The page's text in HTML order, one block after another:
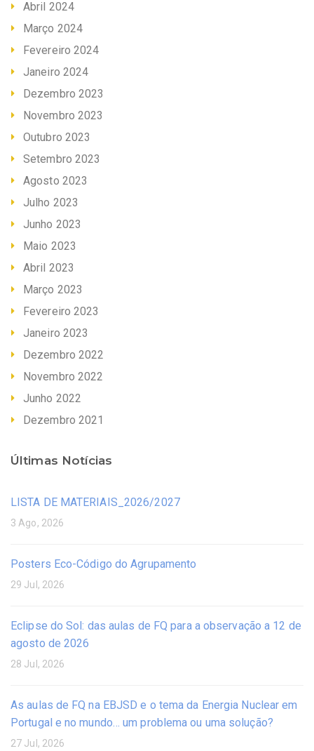
Abril 2024
Março 2024
Fevereiro 2024
Janeiro 2024
Dezembro 2023
Novembro 2023
Outubro 2023
Setembro 2023
Agosto 2023
Julho 2023
Junho 2023
Maio 2023
Abril 2023
Março 2023
Fevereiro 2023
Janeiro 2023
Dezembro 2022
Novembro 2022
Junho 2022
Dezembro 2021
Últimas Notícias
LISTA DE MATERIAIS_2026/2027
3 Ago, 2026
Posters Eco-Código do Agrupamento
29 Jul, 2026
Eclipse do Sol: das aulas de FQ para a observação a 12 de
agosto de 2026
28 Jul, 2026
As aulas de FQ na EBJSD e o tema da Energia Nuclear em
Portugal e no mundo… um problema ou uma solução?
27 Jul, 2026